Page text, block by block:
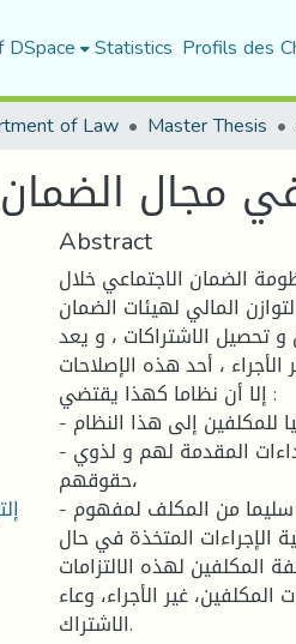
Statistics Profils des
of Law Master Thesis
مجال الضمان
Abstract
الضمان الاجتماعي خلال
المالي لهيئات الضمان
تحصيل الاشتراكات ، و يعد
، أحد هذه الإصلاحات.
إلا أن نظاما كهذا يقتضي :
- انتسابا آنيا للمكلفين إلى هذا النظام،
- الاقتناع التام لهؤلاء المكلفين بالانتساب ، نظرا للأداءات المقدمة لهم و لذوي
حقوقهم،
- كما أن تحصيل الاشتراكات يقتضي وعيا و فهما سليما من المكلف لمفهوم
المتخذة في حال
المكلفين لهذه الالتزامات .
المكلفين، غير الأجراء، وعاء
الاشتراك.